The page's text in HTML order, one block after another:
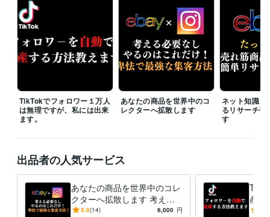
得意分野
資産運用・副業の相談 ebay輸出 / 転売 / 物販
ビジネス 物販 転売
生成AI活用・開発・制作 Gemini ChatGPT
TikTokでフォロワー１万人
は無理ですが、私には出来
ます。
あなたの商品を世界中のコ
レクターへ拡散します
ネット知識０
るリサーチ手
す
出品者の人気サービス
あなたの商品を世界中のコレ
クターへ拡散します 考える
必要なし やるのはこれだ
5.0(14) 6,000 円
産す
必要